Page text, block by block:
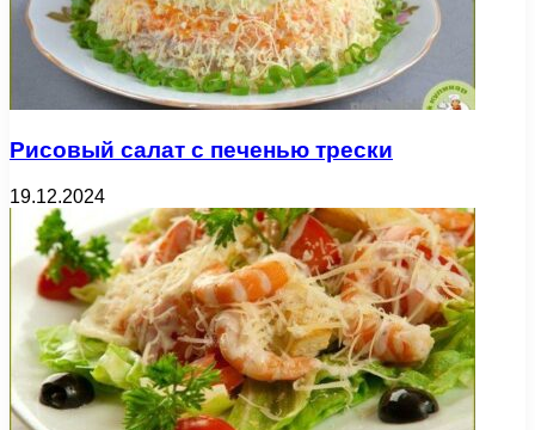
Рисовый салат с печенью трески
19.12.2024